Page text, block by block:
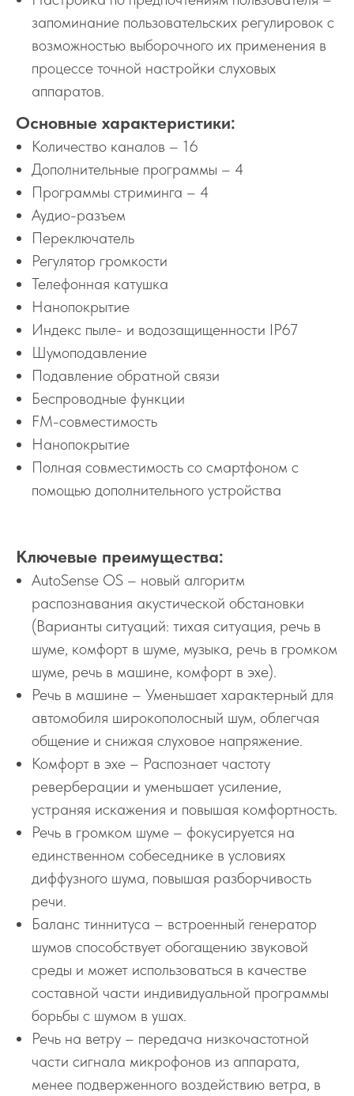
запоминание пользовательских регулировок с
возможностью выборочного их применения в
процессе точной настройки слуховых
аппаратов.
Основные характеристики:
Количество каналов – 16
Дополнительные программы – 4
Программы стриминга – 4
Аудио-разъем
Переключатель
Регулятор громкости
Телефонная катушка
Нанопокрытие
Индекс пыле- и водозащищенности IP67
Шумоподавление
Подавление обратной связи
Беспроводные функции
FM-совместимость
Нанопокрытие
Полная совместимость со смартфоном с
помощью дополнительного устройства
Ключевые преимущества:
AutoSense OS – новый алгоритм
распознавания акустической обстановки
(Варианты ситуаций: тихая ситуация, речь в
шуме, комфорт в шуме, музыка, речь в громком
шуме, речь в машине, комфорт в эхе).
Речь в машине – Уменьшает характерный для
автомобиля широкополосный шум, облегчая
общение и снижая слуховое напряжение.
Комфорт в эхе – Распознает частоту
реверберации и уменьшает усиление,
устраняя искажения и повышая комфортность.
Речь в громком шуме – фокусируется на
единственном собеседнике в условиях
диффузного шума, повышая разборчивость
речи.
Баланс тиннитуса – встроенный генератор
шумов способствует обогащению звуковой
среды и может использоваться в качестве
составной части индивидуальной программы
борьбы с шумом в ушах.
Речь на ветру – передача низкочастотной
части сигнала микрофонов из аппарата,
менее подверженного воздействию ветра, в